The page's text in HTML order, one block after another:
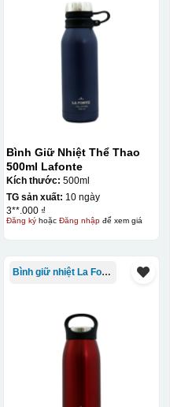
khi dán vào lò nung và
sẽ cháy và biến mất để
sứ [gallery link="file"
Bình Giữ Nhiệt Thể Thao
500ml Lafonte
Kích thước: 500ml
TG sản xuất: 10 ngày
3**.000 ₫
Đăng kýhoặc Đăng nhậpđể xem giá
Bình giữ nhiệt La Fonte